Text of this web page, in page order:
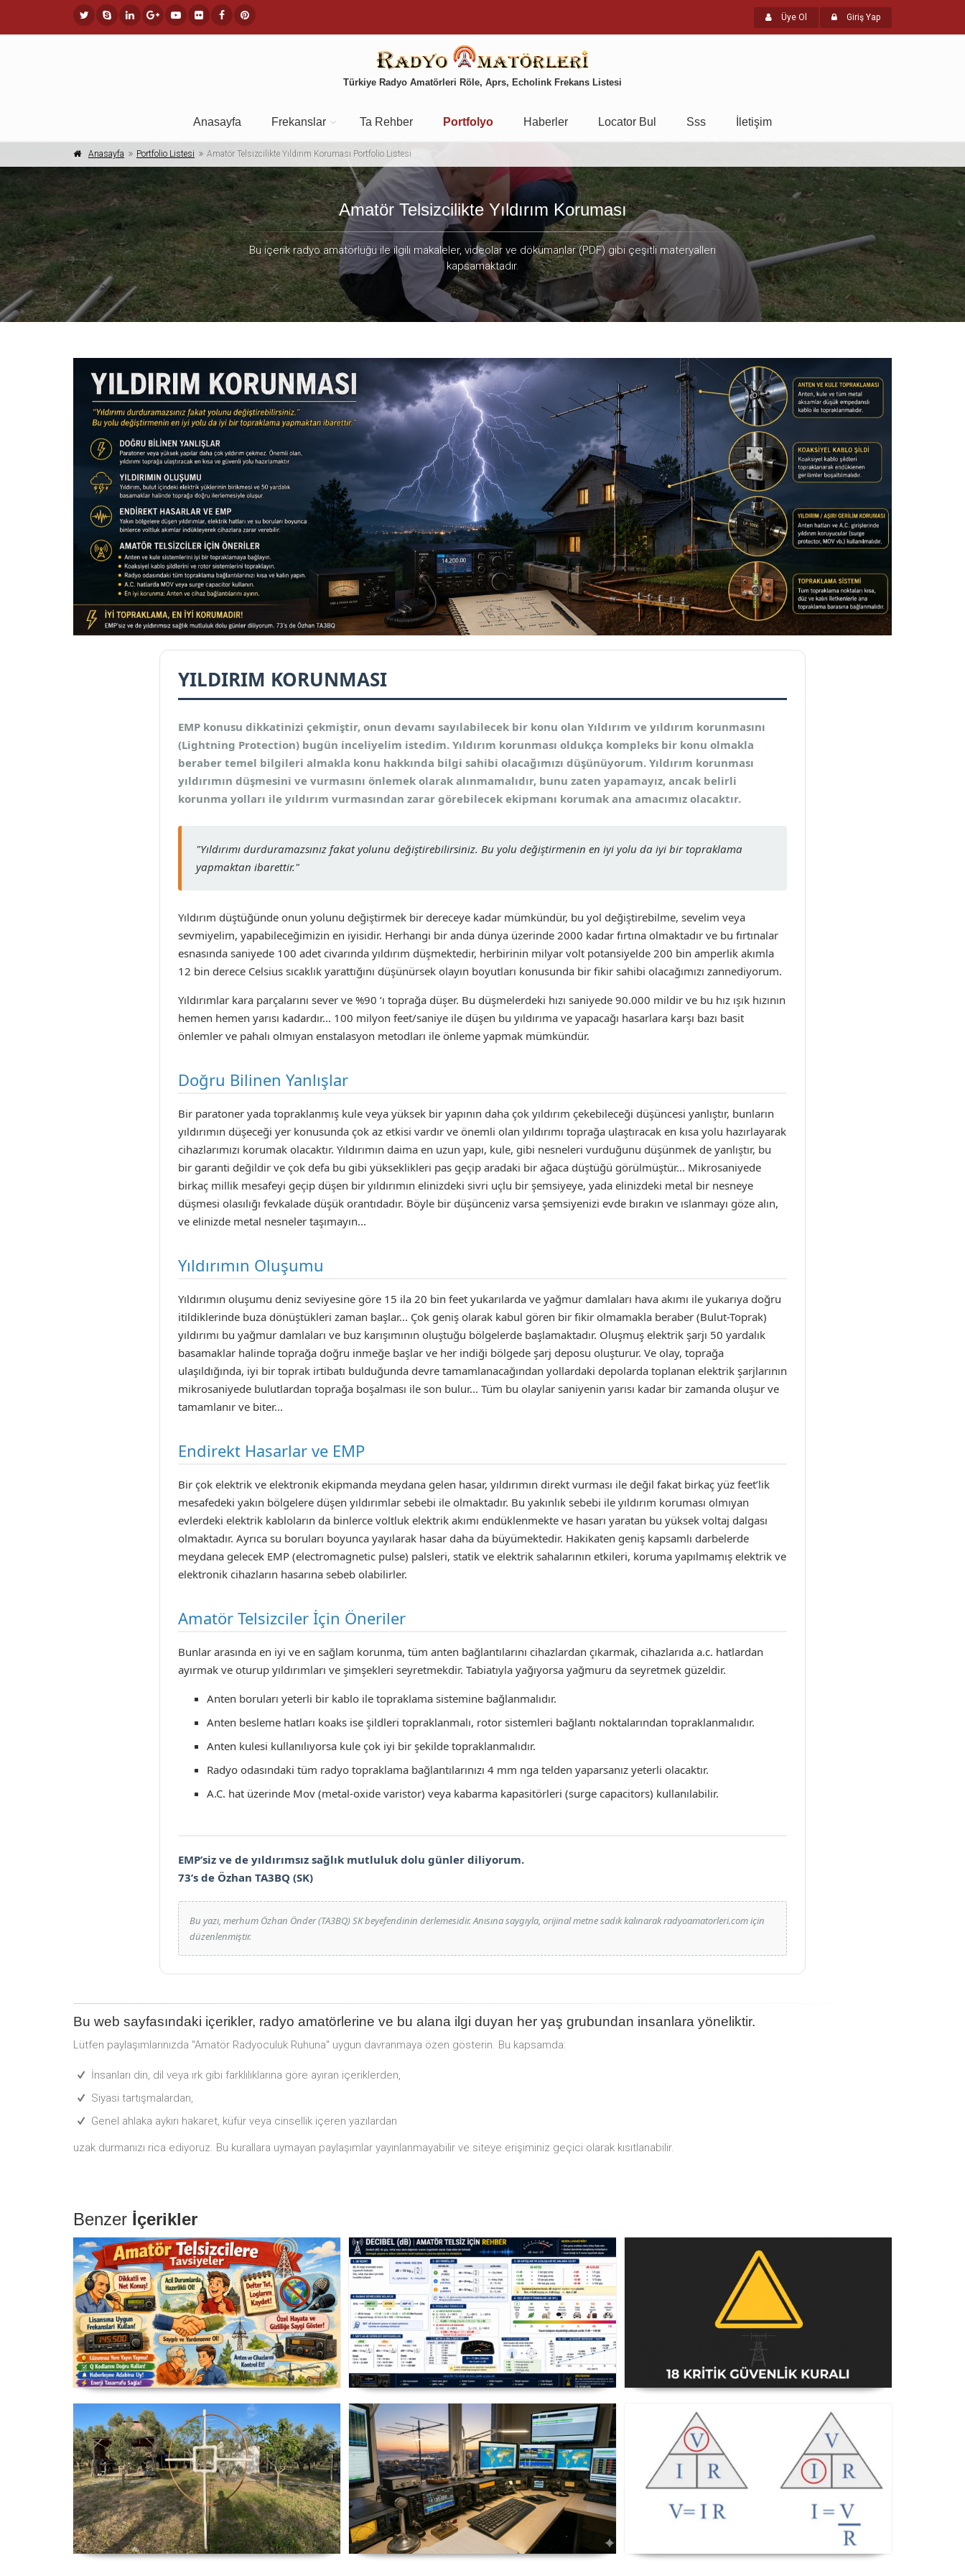
Üye Ol Giriş Yap
Türkiye Radyo Amatörleri Röle, Aprs, Echolink Frekans Listesi
Anasayfa Frekanslar Ta Rehber Portfolyo Haberler Locator Bul Sss İletişim
Anasayfa Portfolio Listesi Amatör Telsizcilikte Yıldırım Koruması Portfolio Listesi
Amatör Telsizcilikte Yıldırım Koruması
Bu içerik radyo amatörlüğü ile ilgili makaleler, videolar ve dökümanlar (PDF) gibi çeşitli materyalleri
kapsamaktadır.
YILDIRIM KORUNMASI
EMP konusu dikkatinizi çekmiştir, onun devamı sayılabilecek bir konu olan Yıldırım ve yıldırım korunmasını
(Lightning Protection) bugün inceliyelim istedim. Yıldırım korunması oldukça kompleks bir konu olmakla
beraber temel bilgileri almakla konu hakkında bilgi sahibi olacağımızı düşünüyorum. Yıldırım korunması
yıldırımın düşmesini ve vurmasını önlemek olarak alınmamalıdır, bunu zaten yapamayız, ancak belirli
korunma yolları ile yıldırım vurmasından zarar görebilecek ekipmanı korumak ana amacımız olacaktır.
"Yıldırımı durduramazsınız fakat yolunu değiştirebilirsiniz. Bu yolu değiştirmenin en iyi yolu da iyi bir topraklama
yapmaktan ibarettir."
Yıldırım düştüğünde onun yolunu değiştirmek bir dereceye kadar mümkündür, bu yol değiştirebilme, sevelim veya
sevmiyelim, yapabileceğimizin en iyisidir. Herhangi bir anda dünya üzerinde 2000 kadar fırtına olmaktadır ve bu fırtınalar
esnasında saniyede 100 adet civarında yıldırım düşmektedir, herbirinin milyar volt potansiyelde 200 bin amperlik akımla
12 bin derece Celsius sıcaklık yarattığını düşünürsek olayın boyutları konusunda bir fikir sahibi olacağımızı zannediyorum.
Yıldırımlar kara parçalarını sever ve %90 ‘ı toprağa düşer. Bu düşmelerdeki hızı saniyede 90.000 mildir ve bu hız ışık hızının
hemen hemen yarısı kadardır... 100 milyon feet/saniye ile düşen bu yıldırıma ve yapacağı hasarlara karşı bazı basit
önlemler ve pahalı olmıyan enstalasyon metodları ile önleme yapmak mümkündür.
Doğru Bilinen Yanlışlar
Bir paratoner yada topraklanmış kule veya yüksek bir yapının daha çok yıldırım çekebileceği düşüncesi yanlıştır, bunların
yıldırımın düşeceği yer konusunda çok az etkisi vardır ve önemli olan yıldırımı toprağa ulaştıracak en kısa yolu hazırlayarak
cihazlarımızı korumak olacaktır. Yıldırımın daima en uzun yapı, kule, gibi nesneleri vurduğunu düşünmek de yanlıştır, bu
bir garanti değildir ve çok defa bu gibi yükseklikleri pas geçip aradaki bir ağaca düştüğü görülmüştür... Mikrosaniyede
birkaç millik mesafeyi geçip düşen bir yıldırımın elinizdeki sivri uçlu bir şemsiyeye, yada elinizdeki metal bir nesneye
düşmesi olasılığı fevkalade düşük orantıdadır. Böyle bir düşünceniz varsa şemsiyenizi evde bırakın ve ıslanmayı göze alın,
ve elinizde metal nesneler taşımayın...
Yıldırımın Oluşumu
Yıldırımın oluşumu deniz seviyesine göre 15 ila 20 bin feet yukarılarda ve yağmur damlaları hava akımı ile yukarıya doğru
itildiklerinde buza dönüştükleri zaman başlar... Çok geniş olarak kabul gören bir fikir olmamakla beraber (Bulut-Toprak)
yıldırımı bu yağmur damlaları ve buz karışımının oluştuğu bölgelerde başlamaktadır. Oluşmuş elektrik şarjı 50 yardalık
basamaklar halinde toprağa doğru inmeğe başlar ve her indiği bölgede şarj deposu oluşturur. Ve olay, toprağa
ulaşıldığında, iyi bir toprak irtibatı bulduğunda devre tamamlanacağından yollardaki depolarda toplanan elektrik şarjlarının
mikrosaniyede bulutlardan toprağa boşalması ile son bulur... Tüm bu olaylar saniyenin yarısı kadar bir zamanda oluşur ve
tamamlanır ve biter...
Endirekt Hasarlar ve EMP
Bir çok elektrik ve elektronik ekipmanda meydana gelen hasar, yıldırımın direkt vurması ile değil fakat birkaç yüz feet’lik
mesafedeki yakın bölgelere düşen yıldırımlar sebebi ile olmaktadır. Bu yakınlık sebebi ile yıldırım koruması olmıyan
evlerdeki elektrik kabloların da binlerce voltluk elektrik akımı endüklenmekte ve hasarı yaratan bu yüksek voltaj dalgası
olmaktadır. Ayrıca su boruları boyunca yayılarak hasar daha da büyümektedir. Hakikaten geniş kapsamlı darbelerde
meydana gelecek EMP (electromagnetic pulse) palsleri, statik ve elektrik sahalarının etkileri, koruma yapılmamış elektrik ve
elektronik cihazların hasarına sebeb olabilirler.
Amatör Telsizciler İçin Öneriler
Bunlar arasında en iyi ve en sağlam korunma, tüm anten bağlantılarını cihazlardan çıkarmak, cihazlarıda a.c. hatlardan
ayırmak ve oturup yıldırımları ve şimşekleri seyretmekdir. Tabiatıyla yağıyorsa yağmuru da seyretmek güzeldir.
Anten boruları yeterli bir kablo ile topraklama sistemine bağlanmalıdır.
Anten besleme hatları koaks ise şildleri topraklanmalı, rotor sistemleri bağlantı noktalarından topraklanmalıdır.
Anten kulesi kullanılıyorsa kule çok iyi bir şekilde topraklanmalıdır.
Radyo odasındaki tüm radyo topraklama bağlantılarınızı 4 mm nga telden yaparsanız yeterli olacaktır.
A.C. hat üzerinde Mov (metal-oxide varistor) veya kabarma kapasitörleri (surge capacitors) kullanılabilir.
EMP’siz ve de yıldırımsız sağlık mutluluk dolu günler diliyorum.
73’s de Özhan TA3BQ (SK)
Bu yazı, merhum Özhan Önder (TA3BQ) SK beyefendinin derlemesidir. Anısına saygıyla, orijinal metne sadık kalınarak radyoamatorleri.com için
düzenlenmiştir.
Bu web sayfasındaki içerikler, radyo amatörlerine ve bu alana ilgi duyan her yaş grubundan insanlara yöneliktir.
Lütfen paylaşımlarınızda "Amatör Radyoculuk Ruhuna" uygun davranmaya özen gösterin. Bu kapsamda:
İnsanları din, dil veya ırk gibi farklılıklarına göre ayıran içeriklerden,
Siyasi tartışmalardan,
Genel ahlaka aykırı hakaret, küfür veya cinsellik içeren yazılardan
uzak durmanızı rica ediyoruz. Bu kurallara uymayan paylaşımlar yayınlanmayabilir ve siteye erişiminiz geçici olarak kısıtlanabilir.
Benzer İçerikler
Yeni Başlayanlara Kısa Nasihatler Decibel
Amatör Telsiz İstasyonları Güvenlik
Talimatı [18 Kritik Kural] - 2026
Güncel
Manyetik Lup Anten (Magnetic
Loop Antenna)
Amatör Telsizci ve Amatör Telsiz
İstasyonu